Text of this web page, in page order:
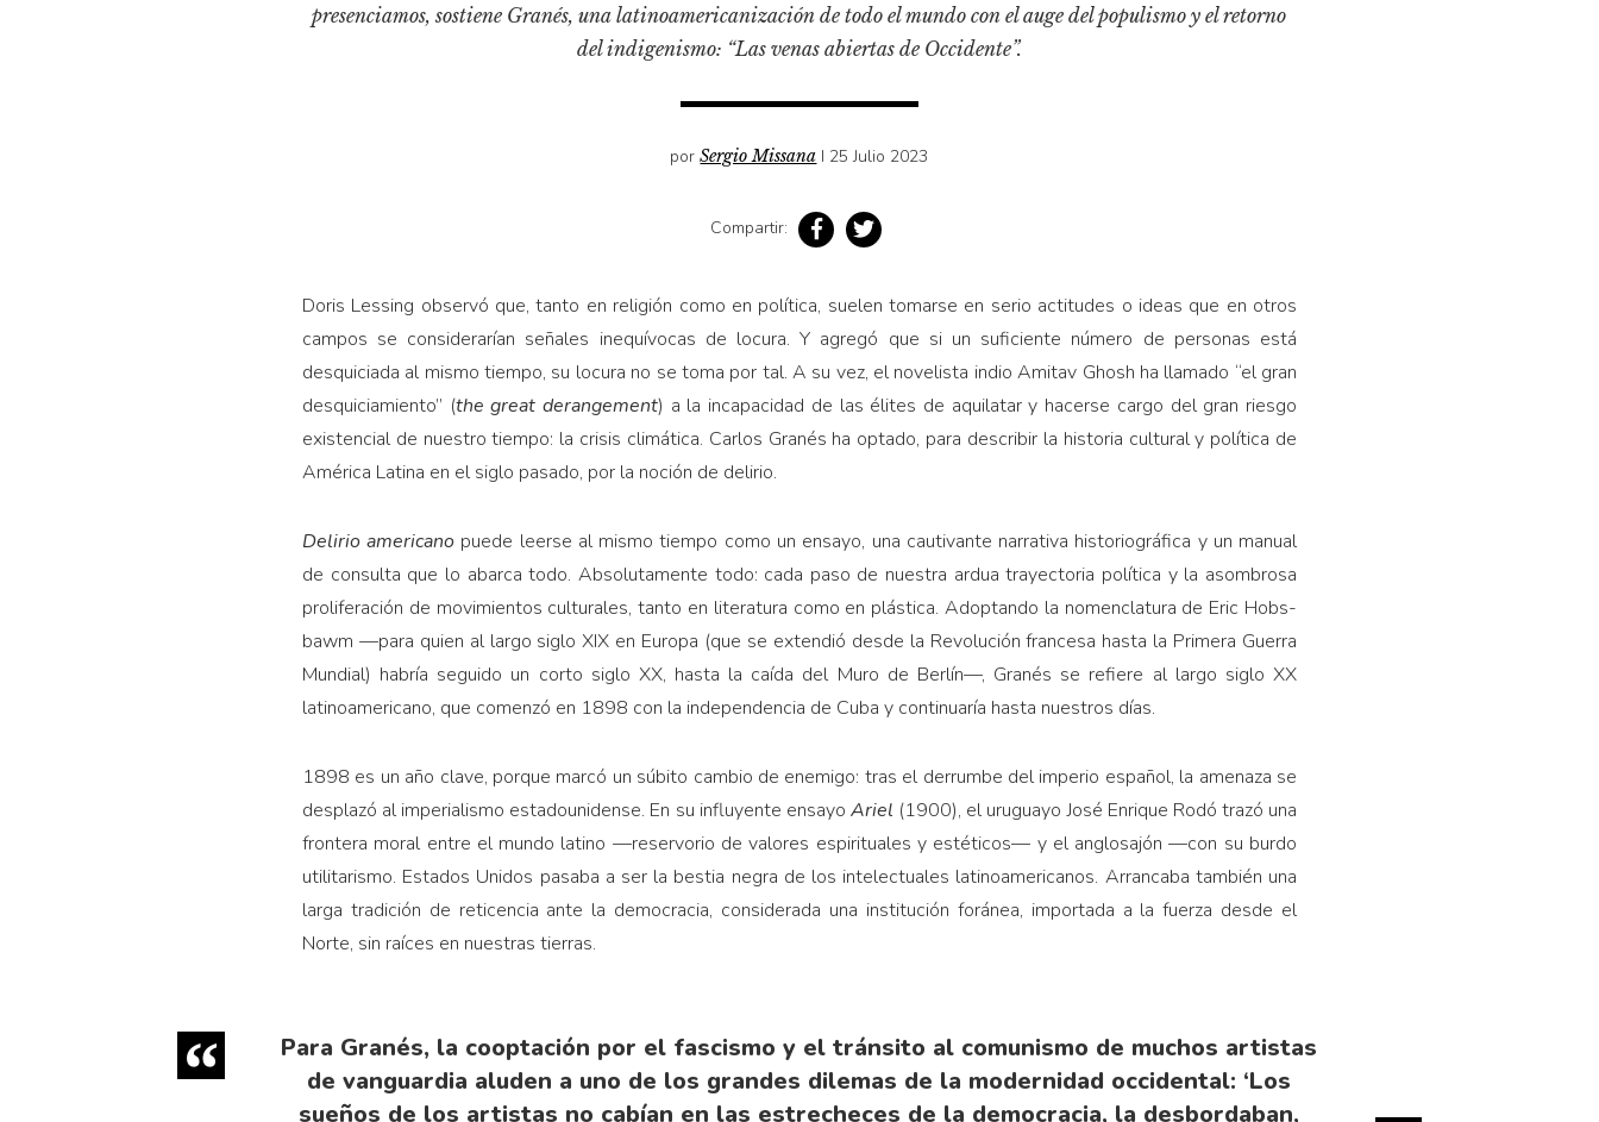
presenciamos, sostiene Granés, una latinoamericanización de todo el mundo con el auge del populismo y el retorno
del indigenismo: “Las venas abiertas de Occidente”.
porSergio Missana I 25 Julio 2023
Compartir:
Doris Lessing observó que, tanto en religión como en política, suelen tomarse en serio actitudes o ideas que en otros
campos se considerarían señales inequívocas de locura. Y agregó que si un suficiente número de personas está
desquiciada al mismo tiempo, su locura no se toma por tal. A su vez, el novelista indio Amitav Ghosh ha llamado “el gran
desquiciamiento” (the great derangement) a la incapacidad de las élites de aquilatar y hacerse cargo del gran riesgo
existencial de nuestro tiempo: la crisis climática. Carlos Granés ha optado, para describir la historia cultural y política de
Amé­rica Latina en el siglo pasado, por la noción de delirio.
Delirio americano puede leerse al mismo tiempo como un ensayo, una cautivante narrativa historio­gráfica y un manual
de consulta que lo abarca todo. Absolutamente todo: cada paso de nuestra ardua trayectoria política y la asombrosa
proliferación de movimientos culturales, tanto en literatura como en plástica. Adoptando la nomenclatura de Eric Hobs­
bawm —para quien al largo siglo XIX en Europa (que se extendió desde la Revolución francesa hasta la Pri­mera Guerra
Mundial) habría seguido un corto siglo XX, hasta la caída del Muro de Berlín—, Granés se re­fiere al largo siglo XX
latinoamericano, que comenzó en 1898 con la independencia de Cuba y continuaría hasta nuestros días.
1898 es un año clave, porque marcó un súbito cambio de enemigo: tras el derrumbe del imperio es­pañol, la amenaza se
desplazó al imperialismo esta­dounidense. En su influyente ensayo Ariel (1900), el uruguayo José Enrique Rodó trazó una
frontera moral entre el mundo latino —reservorio de valores espi­rituales y estéticos— y el anglosajón —con su burdo
utilitarismo. Estados Unidos pasaba a ser la bestia negra de los intelectuales latinoamericanos. Arranca­ba también una
larga tradición de reticencia ante la democracia, considerada una institución foránea, im­portada a la fuerza desde el
Norte, sin raíces en nues­tras tierras.
Para Granés, la cooptación por el fascismo y el tránsito al comunismo de muchos artistas
de van­guardia aluden a uno de los grandes dilemas de la modernidad occidental: ‘Los
sueños de los artistas no cabían en las estrecheces de la democracia, la desbor­daban,